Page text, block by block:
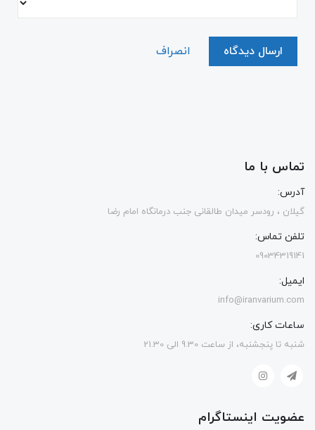
ارسال دیدگاه انصراف
تماس با ما
آدرس:
گیلان ، رودسر میدان طالقانی جنب درمانگاه امام رضا
تلفن تماس:
09034319141
ایمیل:
info@iranvarium.com
ساعات کاری:
شنبه تا پنجشنبه، از ساعت 9.30 الی 21.30
عضویت اینستاگرام